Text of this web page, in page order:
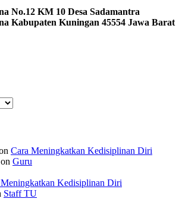
No.12 KM 10 Desa Sadamantra
Kabupaten Kuningan 45554 Jawa Barat
Cara Meningkatkan Kedisiplinan Diri
on Guru
Kedisiplinan Diri
Staff TU